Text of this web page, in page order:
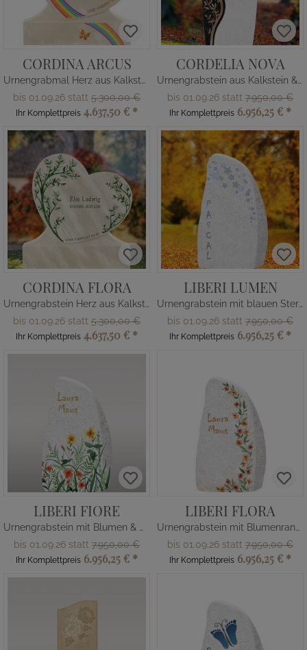
CORDINA ARCUS
Urnengrabmal Herz aus Kalkstein
bis 01.09.26 statt 5.300,00 €
Ihr Komplettpreis 4.637,50 € *
CORDELIA NOVA
Urnengrabstein aus Kalkstein & Granit
bis 01.09.26 statt 7.950,00 €
Ihr Komplettpreis 6.956,25 € *
CORDINA FLORA
Urnengrabstein Herz aus Kalkstein
bis 01.09.26 statt 5.300,00 €
Ihr Komplettpreis 4.637,50 € *
LIBERI LUMEN
Urnengrabstein mit blauen Sternen
bis 01.09.26 statt 7.950,00 €
Ihr Komplettpreis 6.956,25 € *
LIBERI FIORE
Urnengrabstein mit Blumen & Wiese
bis 01.09.26 statt 7.950,00 €
Ihr Komplettpreis 6.956,25 € *
LIBERI FLORA
Urnengrabstein mit Blumenranke
bis 01.09.26 statt 7.950,00 €
Ihr Komplettpreis 6.956,25 € *